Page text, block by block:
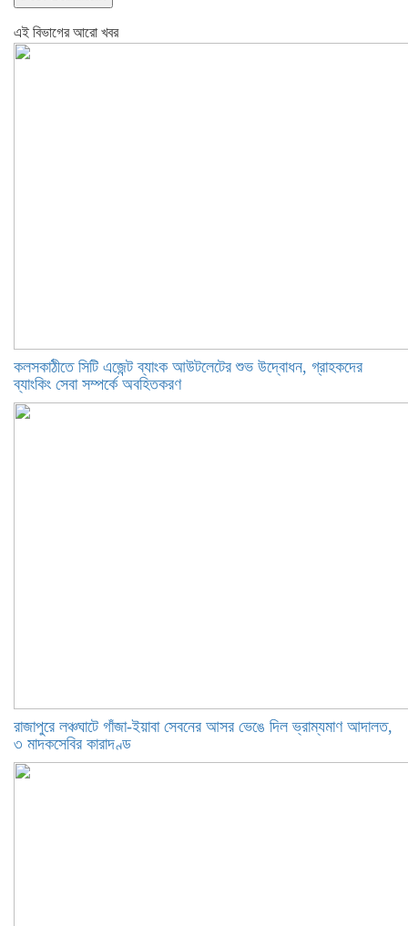
এই বিভাগের আরো খবর
কলসকাঠীতে সিটি এজেন্ট ব্যাংক আউটলেটের শুভ উদ্বোধন, গ্রাহকদের
ব্যাংকিং সেবা সম্পর্কে অবহিতকরণ
রাজাপুরে লঞ্চঘাটে গাঁজা-ইয়াবা সেবনের আসর ভেঙে দিল ভ্রাম্যমাণ আদালত,
৩ মাদকসেবির কারাদণ্ড